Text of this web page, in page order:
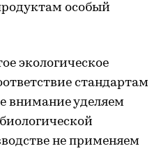
особый
экологическое
стандартам
внимание уделяем
не применяем